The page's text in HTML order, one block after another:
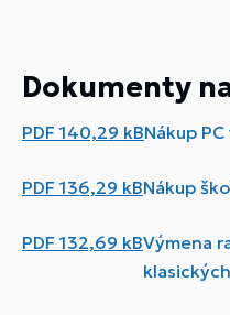
Dokumenty
PDF140,29 kBNákup
PDF136,29 kBNákup
PDF132,69 kBVýmena